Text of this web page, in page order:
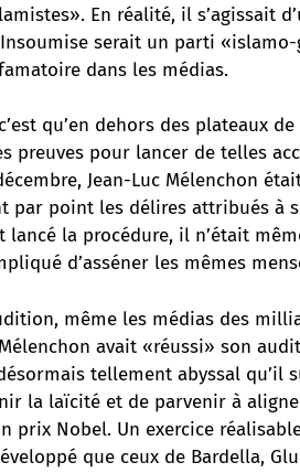
En réalité, il s’agissait
Insoumise serait un parti
dans les médias.
qu’en dehors des plateaux
preuves pour lancer de telles
Jean-Luc Mélenchon
par point les délires attribués à
la procédure, il n’était
d’asséner les mêmes
même les médias des
avait «réussi» son
tellement abyssal qu’il
la laïcité et de parvenir à
prix Nobel. Un exercice
que ceux de Bardella,